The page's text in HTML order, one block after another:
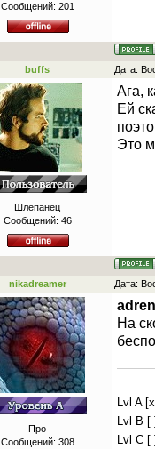
Сообщений: 201
buffs Дата:
Шлепанец
Сообщений: 46
Ага,
Ей
Это
nikadreamer Дата:
Про
Сообщений: 308
На
Lvl A
Lvl B [
Lvl C [